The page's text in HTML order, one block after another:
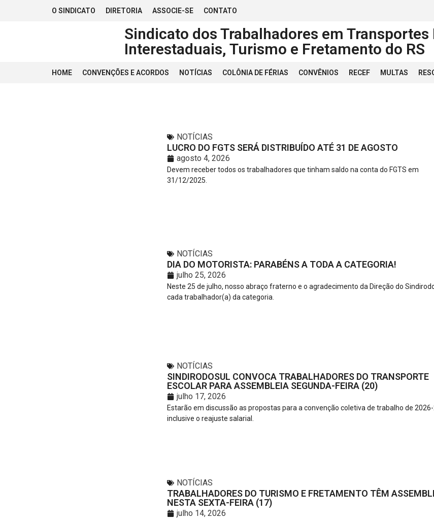
O SINDICATO DIRETORIA ASSOCIE-SE CONTATO
Sindicato dos Trabalhadores em
Interestaduais, Turismo e Fretamento do RS
HOME CONVENÇÕES E ACORDOS NOTÍCIAS COLÔNIA DE FÉRIAS CONVÊNIOS RECEF MULTAS
NOTÍCIAS
LUCRO DO FGTS SERÁ DISTRIBUÍDO ATÉ 31 DE AGOSTO
agosto 4, 2026
Devem receber todos os trabalhadores que tinham saldo na conta do FGTS em
31/12/2025.
NOTÍCIAS
DIA DO MOTORISTA: PARABÉNS A TODA A CATEGORIA!
julho 25, 2026
Neste 25 de julho, nosso abraço fraterno e o agradecimento da Direção do
cada trabalhador(a) da categoria.
NOTÍCIAS
SINDIRODOSUL CONVOCA TRABALHADORES DO TRANSPORTE
ESCOLAR PARA ASSEMBLEIA SEGUNDA-FEIRA (20)
julho 17, 2026
Estarão em discussão as propostas para a convenção coletiva de trabalho de
inclusive o reajuste salarial.
NOTÍCIAS
TRABALHADORES DO TURISMO E FRETAMENTO TÊM
NESTA SEXTA-FEIRA (17)
julho 14, 2026